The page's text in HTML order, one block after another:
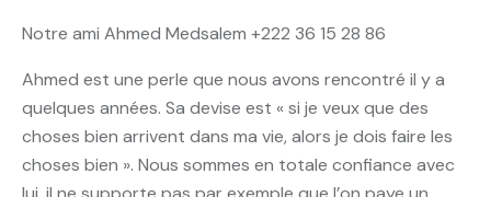
Notre ami Ahmed Medsalem +222 36 15 28 86
Ahmed est une perle que nous avons rencontré il y a
quelques années. Sa devise est « si je veux que des
choses bien arrivent dans ma vie, alors je dois faire les
choses bien ». Nous sommes en totale confiance avec